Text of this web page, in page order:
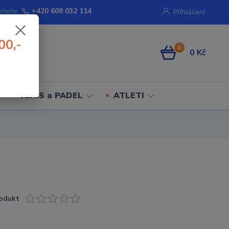
Přihlášení
+420 608 032 114
0 0 Kč
TENIS a PADEL ATLETI